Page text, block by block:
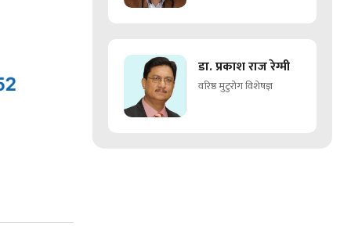
डा. प्रकाश राज रेग्मी
वरिष्ठ मुटुरोग विशेषज्ञ